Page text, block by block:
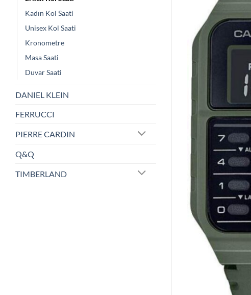
Kadın Kol Saati
Unisex Kol Saati
Kronometre
Masa Saati
Duvar Saati
DANIEL KLEIN
FERRUCCI
PIERRE CARDIN
Q&Q
TIMBERLAND